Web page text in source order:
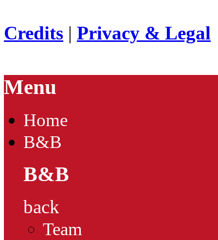
Credits | Privacy & Legal
Menu
Home
B&B
B&B
back
Team